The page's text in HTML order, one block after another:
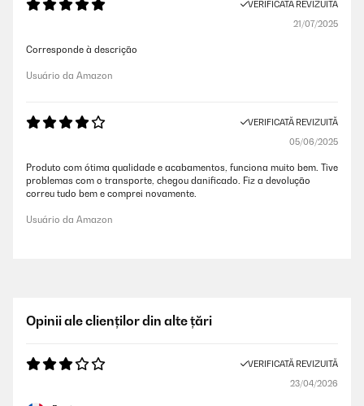
VERIFICATĂ REVIZUITĂ
21/07/2025
Corresponde à descrição
Usuário da Amazon
VERIFICATĂ REVIZUITĂ
05/06/2025
Produto com ótima qualidade e acabamentos, funciona muito bem. Tive
problemas com o transporte, chegou danificado. Fiz a devolução
correu tudo bem e comprei novamente.
Usuário da Amazon
Opinii ale clienților din alte țări
VERIFICATĂ REVIZUITĂ
23/04/2026